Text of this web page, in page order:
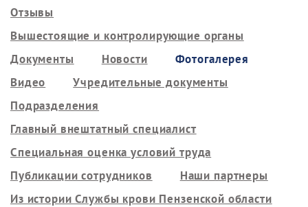
Отзывы
Вышестоящие и контролирующие органы
Документы
Новости
Фотогалерея
Видео
Учредительные документы
Подразделения
Главный внештатный специалист
Специальная оценка условий труда
Публикации сотрудников
Наши партнеры
Из истории Службы крови Пензенской области